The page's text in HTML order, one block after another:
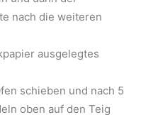
nach die weiteren
ausgelegtes
schieben und nach 5
oben auf den Teig